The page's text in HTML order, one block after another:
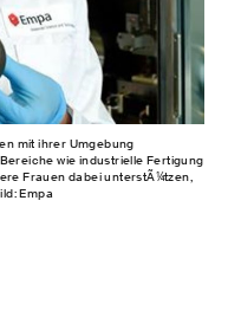
mit ihrer Umgebung
wie industrielle Fertigung
Frauen dabei unterstÃ¼tzen,
Empa